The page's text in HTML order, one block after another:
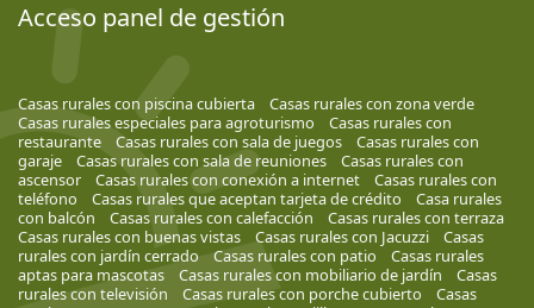
Acceso panel de gestión
Casas rurales con piscina cubierta
Casas rurales con zona verde
Casas rurales especiales para agroturismo
Casas rurales con
restaurante
Casas rurales con sala de juegos
Casas rurales con
garaje
Casas rurales con sala de reuniones
Casas rurales con
ascensor
Casas rurales con conexión a internet
Casas rurales con
teléfono
Casas rurales que aceptan tarjeta de crédito
Casa rurales
con balcón
Casas rurales con calefacción
Casas rurales con terraza
Casas rurales con buenas vistas
Casas rurales con Jacuzzi
Casas
rurales con jardín cerrado
Casas rurales con patio
Casas rurales
aptas para mascotas
Casas rurales con mobiliario de jardín
Casas
rurales con televisión
Casas rurales con porche cubierto
Casas